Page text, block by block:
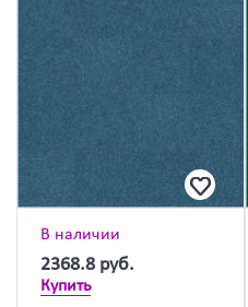
В наличии
2368.8 руб.
Купить